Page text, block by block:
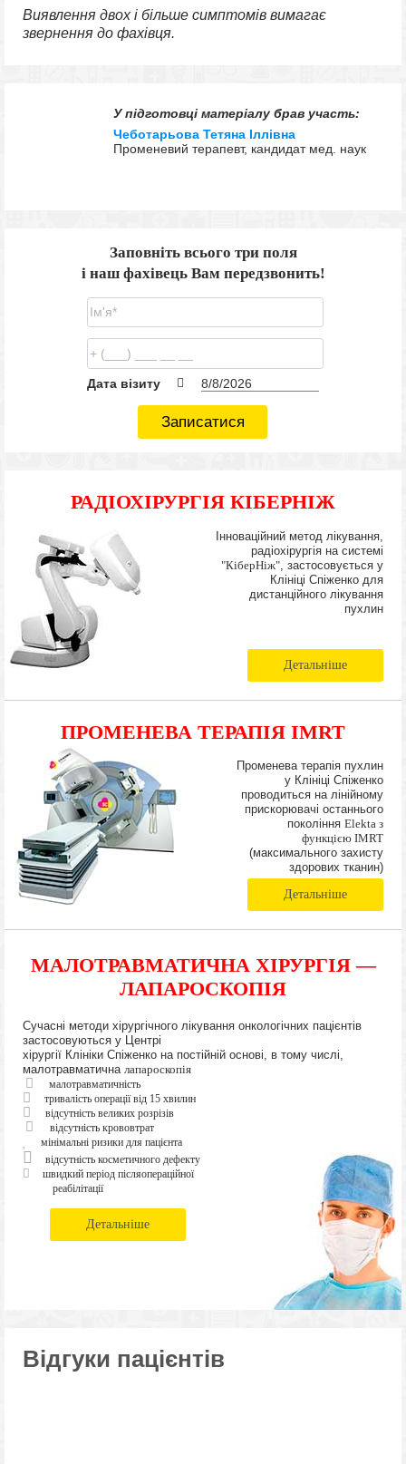
Виявлення двох і більше симптомів вимагає
звернення до фахівця.
У підготовці матеріалу брав участь:
Чеботарьова Тетяна Іллівна
Променевий терапевт, кандидат мед. наук
Заповніть всього три поля
і наш фахівець Вам передзвонить!
Дата візиту
Записатися
РАДІОХІРУРГІЯ КІБЕРНІЖ
Інноваційний метод лікування,
радіохірургія на системі
"КіберНіж", застосовується у
Клініці Спіженко для
дистанційного лікування
пухлин
Детальніше
ПРОМЕНЕВА ТЕРАПІЯ IMRT
Променева терапія пухлин
у Клініці Спіженко
проводиться на лінійному
прискорювачі останнього
покоління Elekta з
функцією IMRT
(максимального захисту
здорових тканин)
Детальніше
МАЛОТРАВМАТИЧНА ХІРУРГІЯ —
ЛАПАРОСКОПІЯ
Сучасні методи хірургічного лікування онкологічних пацієнтів
застосовуються у Центрі
хірургії Клініки Спіженко на постійній основі, в тому числі,
малотравматична лапароскопія
малотравматичність
тривалість операції від 15 хвилин
відсутність великих розрізів
відсутність крововтрат
мінімальні ризики для пацієнта
відсутність косметичного дефекту
швидкий період післяопераційної
реабілітації
Детальніше
Відгуки пацієнтів